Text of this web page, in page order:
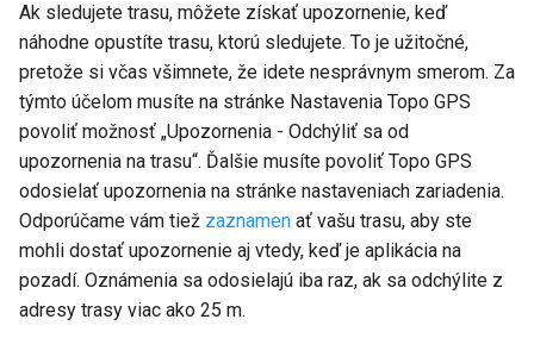
Ak sledujete trasu, môžete získať upozornenie, keď
náhodne opustíte trasu, ktorú sledujete. To je užitočné,
pretože si včas všimnete, že idete nesprávnym smerom. Za
týmto účelom musíte na stránke Nastavenia Topo GPS
povoliť možnosť „Upozornenia - Odchýliť sa od
upozornenia na trasu“. Ďalšie musíte povoliť Topo GPS
odosielať upozornenia na stránke nastaveniach zariadenia.
Odporúčame vám tiež zaznamen ať vašu trasu, aby ste
mohli dostať upozornenie aj vtedy, keď je aplikácia na
pozadí. Oznámenia sa odosielajú iba raz, ak sa odchýlite z
adresy trasy viac ako 25 m.